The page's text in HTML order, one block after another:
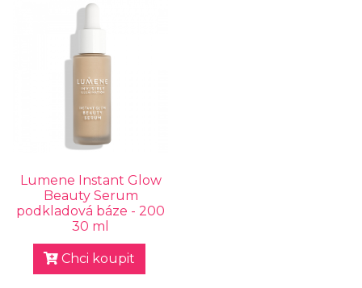
Lumene Instant Glow
Beauty Serum
podkladová báze - 200
30 ml
Chci koupit